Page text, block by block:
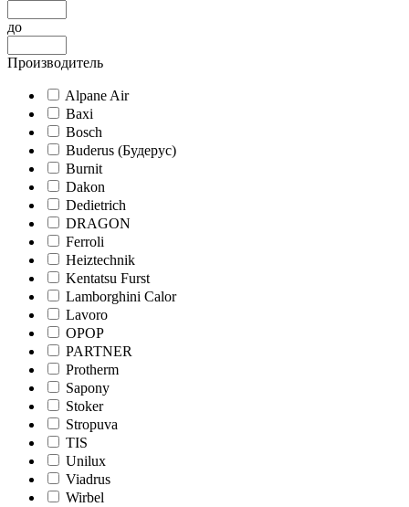
до
Производитель
Alpane Air
Baxi
Bosch
Buderus (Будерус)
Burnit
Dakon
Dedietrich
DRAGON
Ferroli
Heiztechnik
Kentatsu Furst
Lamborghini Calor
Lavoro
OPOP
PARTNER
Protherm
Sapony
Stoker
Stropuva
TIS
Unilux
Viadrus
Wirbel